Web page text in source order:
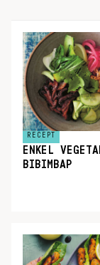
RECEPT
ENKEL
BIBIMBAP